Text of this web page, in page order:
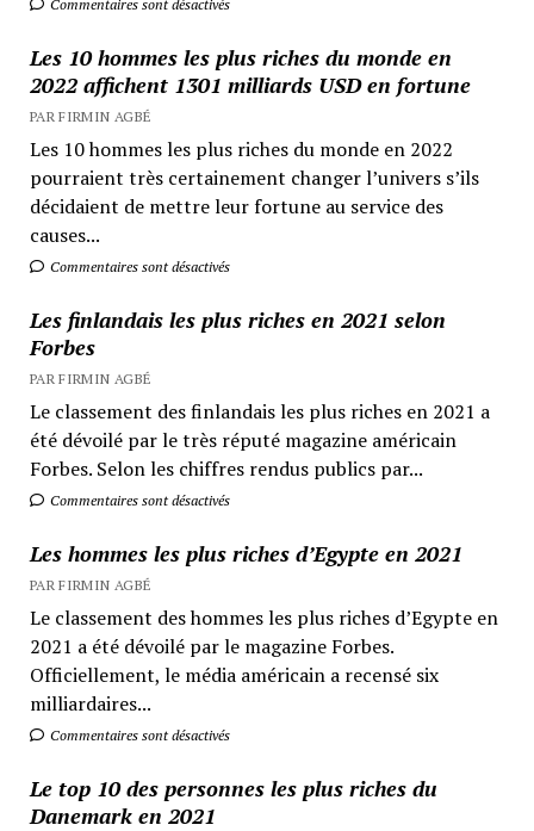
Commentaires sont désactivés
Les 10 hommes les plus riches du monde en
2022 affichent 1301 milliards USD en fortune
PAR FIRMIN AGBÉ
Les 10 hommes les plus riches du monde en 2022
pourraient très certainement changer l’univers s’ils
décidaient de mettre leur fortune au service des
causes...
Commentaires sont désactivés
Les finlandais les plus riches en 2021 selon
Forbes
PAR FIRMIN AGBÉ
Le classement des finlandais les plus riches en 2021 a
été dévoilé par le très réputé magazine américain
Forbes. Selon les chiffres rendus publics par...
Commentaires sont désactivés
Les hommes les plus riches d’Egypte en 2021
PAR FIRMIN AGBÉ
Le classement des hommes les plus riches d’Egypte en
2021 a été dévoilé par le magazine Forbes.
Officiellement, le média américain a recensé six
milliardaires...
Commentaires sont désactivés
Le top 10 des personnes les plus riches du
Danemark en 2021